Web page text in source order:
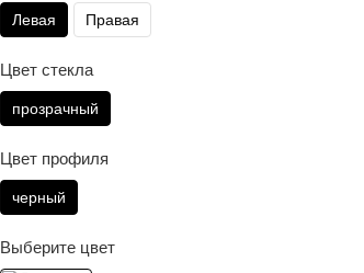
Левая Правая
Цвет стекла
прозрачный
Цвет профиля
черный
Выберите цвет